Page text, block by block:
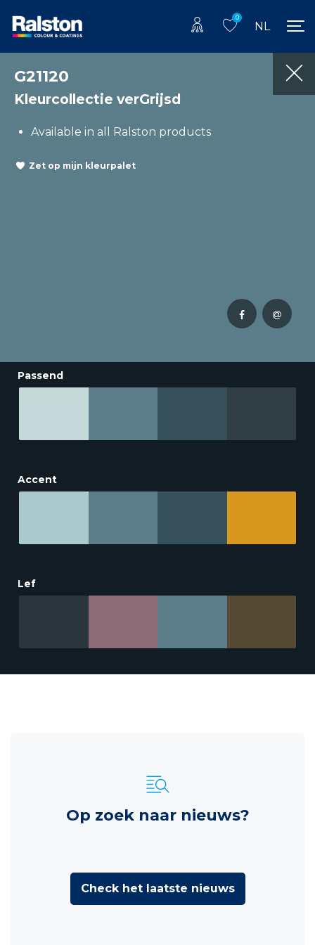
0
NL
G21120
Kleurcollectie verGrijsd
Available in all Ralston products
Zet op mijn kleurpalet
Passend
Accent
Lef
Op zoek naar nieuws?
Check het laatste nieuws